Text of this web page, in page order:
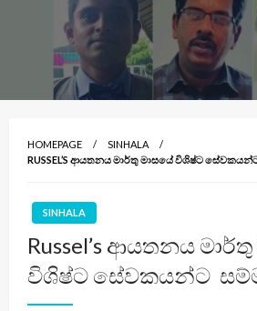
HOMEPAGE
SINHALA
RUSSEL’S ආයතනය මාර්තු මාසයේ විශිෂ්ට
SINHALA
Russel’s ආයතනය
විශිෂ්ට සේවකයන්ට